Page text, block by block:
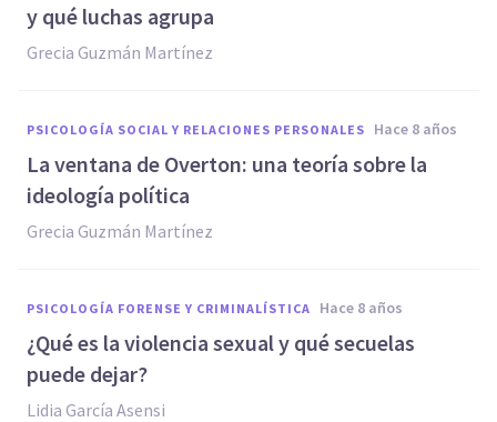
y qué luchas agrupa
Grecia Guzmán Martínez
PSICOLOGÍA SOCIAL Y RELACIONES PERSONALES hace 8 años
La ventana de Overton: una teoría sobre la
ideología política
Grecia Guzmán Martínez
PSICOLOGÍA FORENSE Y CRIMINALÍSTICA hace 8 años
¿Qué es la violencia sexual y qué secuelas
puede dejar?
Lidia García Asensi